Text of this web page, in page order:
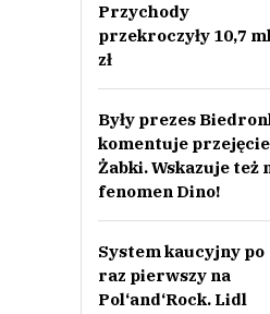
Przychody
przekroczyły 10,7
zł
Były prezes
komentuje przejęcie
Żabki. Wskazuje też
fenomen Dino!
System kaucyjny po
raz pierwszy na
Pol‘and‘Rock. Lidl